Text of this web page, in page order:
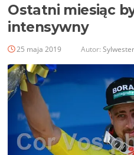
Ostatni miesiąc
intensywny
25 maja 2019 Autor: